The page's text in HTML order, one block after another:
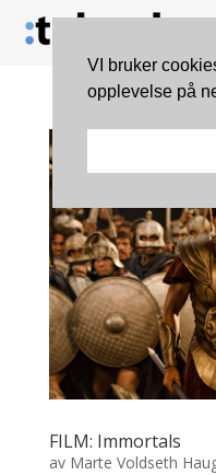
FILM: Immortals
av Marte Voldseth
VI bruker
opplevelse på